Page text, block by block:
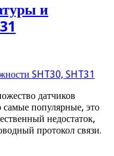
и
датчиков
популярные, это
недостаток,
протокол связи.